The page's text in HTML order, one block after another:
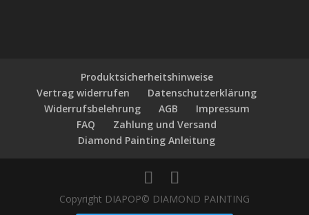
Produktsicherheitshinweise
Vertrag widerrufen
Datenschutzerklärung
Widerrufsbelehrung
AGB
Impressum
FAQ
Zahlung und Versand
Diamond Painting Anleitung
Copyright DIAPOP© DIAMOND PAINTING